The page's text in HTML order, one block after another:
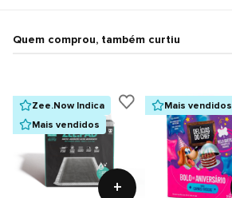
Quem comprou, também curtiu
Zee.Now Indica
Mais vendidos
+
Mais vendidos